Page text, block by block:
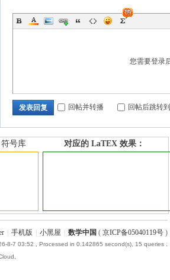
您需要登录
发表回复 回帖并转播 回帖后跳转
符号库
对应的 LaTEX 效果：
手机版 小黑屋 数学中国 ( 京ICP备05040119号)
8-7 03:52 , Processed in 0.142865 second(s), 15 queries .